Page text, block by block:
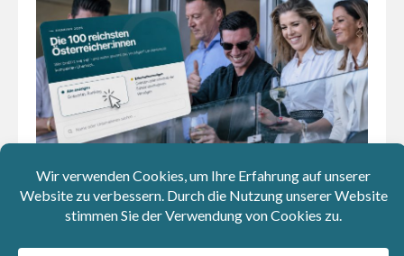
Wer hat’s geerbt? Klick dich durch die 100 reichsten
Österreicher